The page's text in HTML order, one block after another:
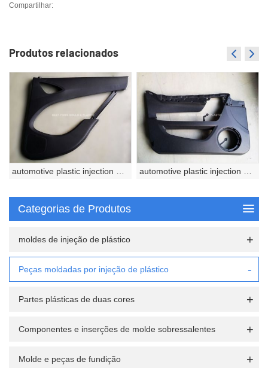
Compartilhar:
Produtos relacionados
Categorias de Produtos
moldes de injeção de plástico
Peças moldadas por injeção de plástico
Partes plásticas de duas cores
Componentes e inserções de molde sobressalentes
Molde e peças de fundição